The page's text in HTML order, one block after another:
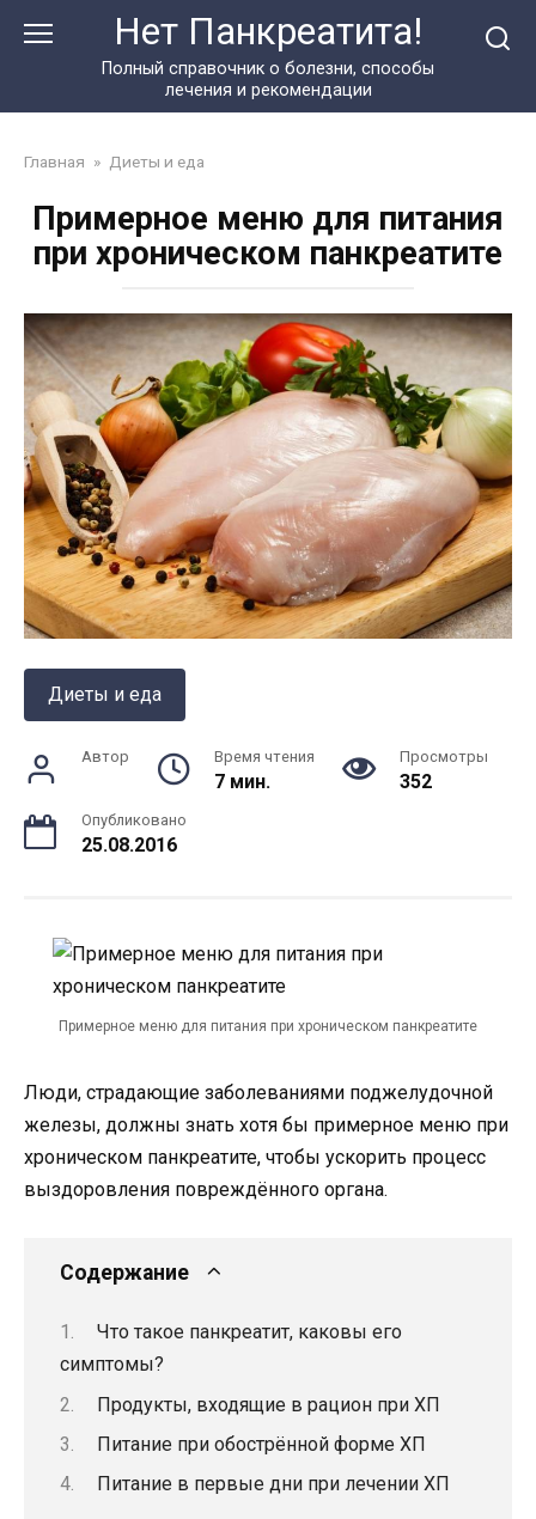
Нет Панкреатита!
Полный справочник о болезни, способы
лечения и рекомендации
Главная » Диеты и еда
Примерное меню для питания
при хроническом панкреатите
Диеты и еда
Автор Время чтения
7 мин.
Просмотры
352
Опубликовано
25.08.2016
Примерное меню для питания при хроническом панкреатите
Люди, страдающие заболеваниями поджелудочной
железы, должны знать хотя бы примерное меню при
хроническом панкреатите, чтобы ускорить процесс
выздоровления повреждённого органа.
Содержание
Что такое панкреатит, каковы его
симптомы?
Продукты, входящие в рацион при ХП
Питание при обострённой форме ХП
Питание в первые дни при лечении ХП